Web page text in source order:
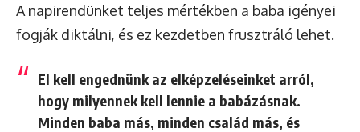
A napirendünket teljes mértékben a baba igényei
fogják diktálni, és ez kezdetben frusztráló lehet.
El kell engednünk az elképzeléseinket arról,
hogy milyennek kell lennie a babázásnak.
Minden baba más, minden család más, és